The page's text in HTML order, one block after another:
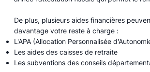
De plus, plusieurs aides financières
davantage votre reste à charge :
L'APA (Allocation Personnalisée
Les aides des caisses de retraite
Les subventions des conseils